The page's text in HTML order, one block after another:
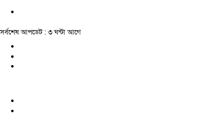
সর্বশেষ আপডেট : ৩ ঘন্টা আগে